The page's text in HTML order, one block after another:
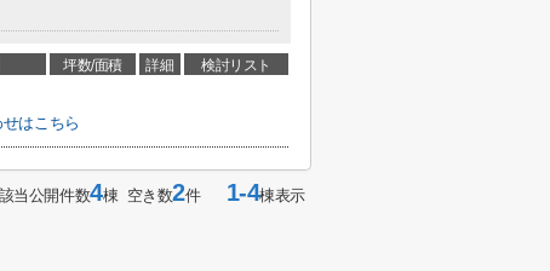
坪数/面積 詳細 検討リスト
はこちら
該当公開件数4棟 空き数2件1-4棟表示